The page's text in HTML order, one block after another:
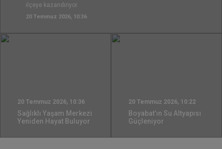
20 Temmuz 2026, 10:22
20 Temmuz 2026, 10:36
Sağlıklı Yaşam Merkezi
Yeniden Hayat Buluyor
20 Temmuz 2026, 10:22
Boyabat’ın Su Altyapısı
Güçleniyor